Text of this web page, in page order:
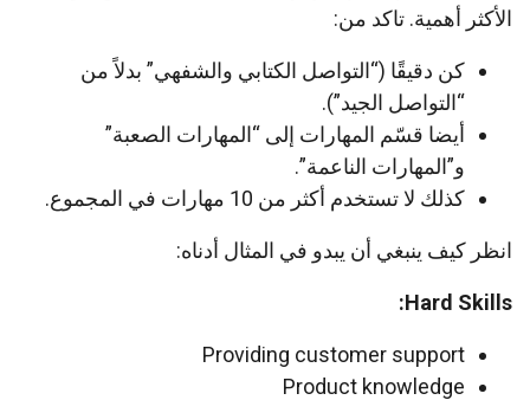
الأكثر أهمية. تاكد من:
كن دقيقًا (“التواصل الكتابي والشفهي” بدلاً من
“التواصل الجيد”).
أيضا قسّم المهارات إلى “المهارات الصعبة”
و”المهارات الناعمة”.
كذلك لا تستخدم أكثر من 10 مهارات في المجموع.
انظر كيف ينبغي أن يبدو في المثال أدناه:
Hard Skills:
Providing customer support
Product knowledge